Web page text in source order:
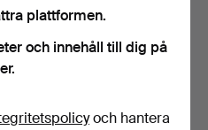
plattformen.
och innehåll till dig på
och hantera